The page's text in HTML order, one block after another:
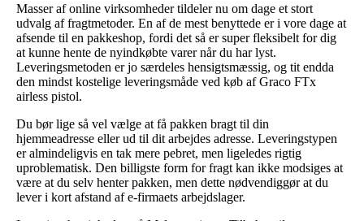
Masser af online virksomheder tildeler nu om dage et stort
udvalg af fragtmetoder. En af de mest benyttede er i vore dage at
afsende til en pakkeshop, fordi det så er super fleksibelt for dig
at kunne hente de nyindkøbte varer når du har lyst.
Leveringsmetoden er jo særdeles hensigtsmæssig, og tit endda
den mindst kostelige leveringsmåde ved køb af Graco FTx
airless pistol.
Du bør lige så vel vælge at få pakken bragt til din
hjemmeadresse eller ud til dit arbejdes adresse. Leveringstypen
er almindeligvis en tak mere pebret, men ligeledes rigtig
uproblematisk. Den billigste form for fragt kan ikke modsiges at
være at du selv henter pakken, men dette nødvendiggør at du
lever i kort afstand af e-firmaets arbejdslager.